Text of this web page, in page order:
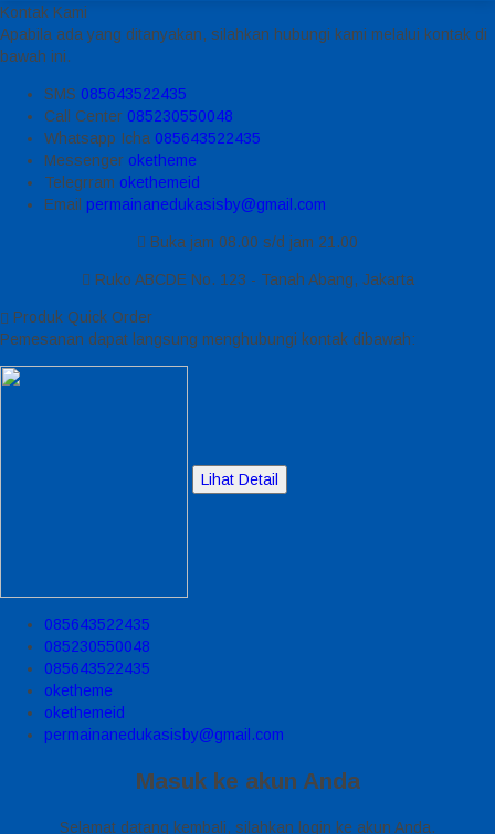
Kontak Kami
Apabila ada yang ditanyakan, silahkan hubungi kami melalui kontak di
bawah ini.
SMS 085643522435
Call Center 085230550048
Whatsapp Icha 085643522435
Messenger oketheme
Telegrram okethemeid
Email permainanedukasisby@gmail.com
Buka jam 08.00 s/d jam 21.00
Ruko ABCDE No. 123 - Tanah Abang, Jakarta
Produk Quick Order
Pemesanan dapat langsung menghubungi kontak dibawah:
Lihat Detail
085643522435
085230550048
085643522435
oketheme
okethemeid
permainanedukasisby@gmail.com
Masuk ke akun Anda
Selamat datang kembali, silahkan login ke akun Anda.